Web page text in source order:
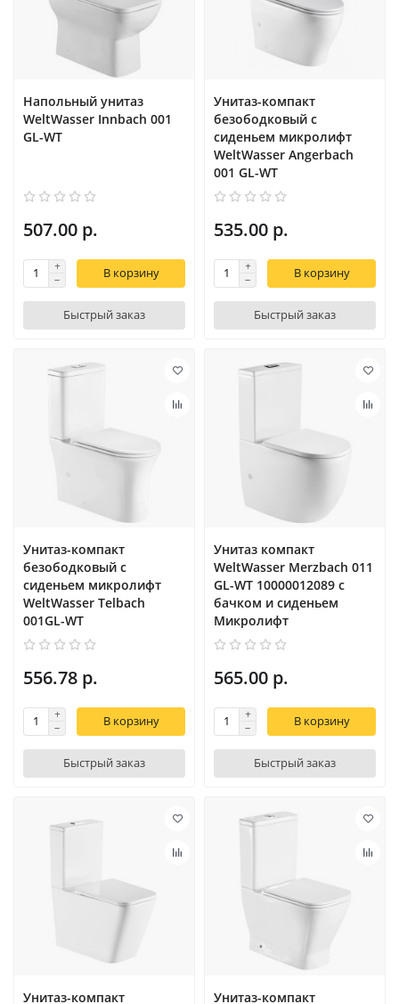
Напольный унитаз
WeltWasser Innbach 001
GL-WT
507.00 р.
В корзину
Быстрый заказ
Унитаз-компакт
безободковый с
сиденьем микролифт
WeltWasser Angerbach
001 GL-WT
535.00 р.
В корзину
Быстрый заказ
Унитаз-компакт
безободковый с
сиденьем микролифт
WeltWasser Telbach
001GL-WT
556.78 р.
В корзину
Быстрый заказ
Унитаз компакт
WeltWasser Merzbach 011
GL-WT 10000012089 с
бачком и сиденьем
Микролифт
565.00 р.
В корзину
Быстрый заказ
Унитаз-компакт
Унитаз-компакт